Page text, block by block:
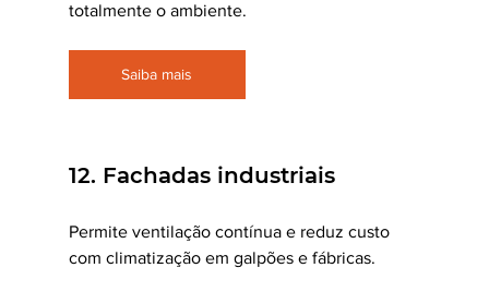
totalmente o ambiente.
Saiba mais
12. Fachadas industriais
Permite ventilação contínua e reduz custo
com climatização em galpões e fábricas.